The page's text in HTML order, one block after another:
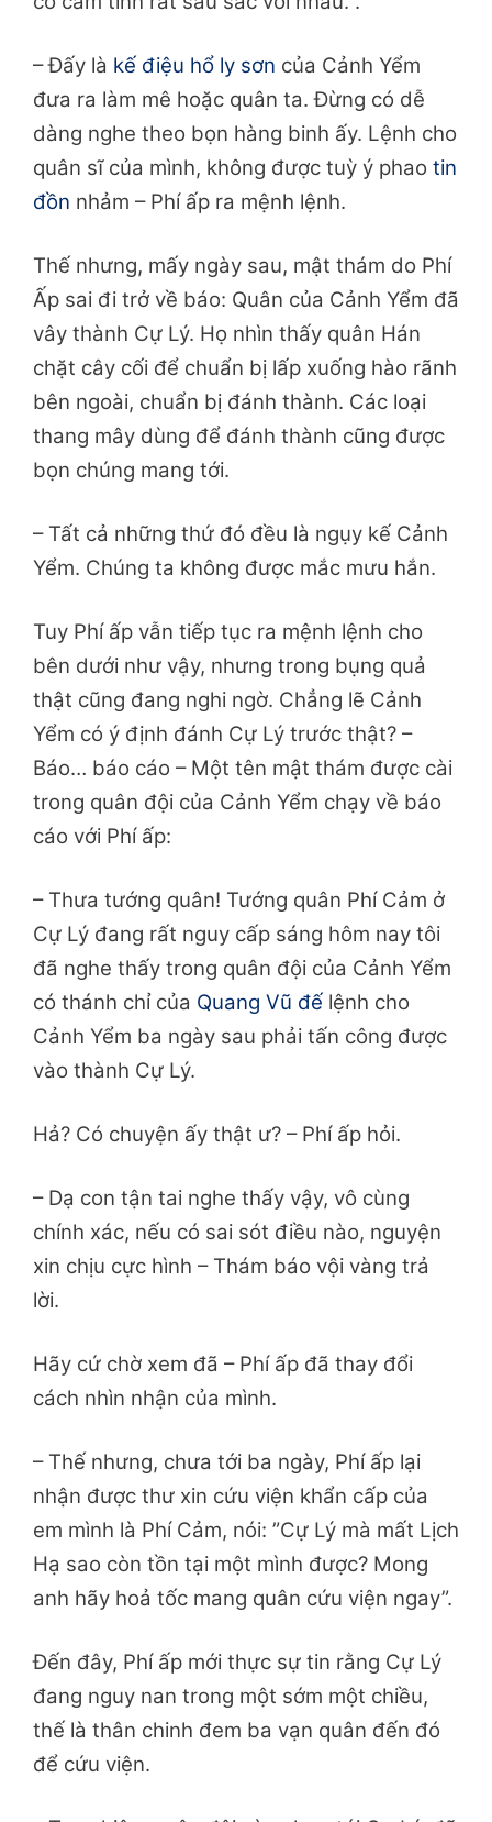
– Đấy là kế điệu hổ ly sơn của Cảnh Yểm
đưa ra làm mê hoặc quân ta. Đừng có dễ
dàng nghe theo bọn hàng binh ấy. Lệnh cho
quân sĩ của mình, không được tuỳ ý phao tin
đồn nhảm – Phí ấp ra mệnh lệnh.
Thế nhưng, mấy ngày sau, mật thám do Phí
Ấp sai đi trở về báo: Quân của Cảnh Yểm đã
vây thành Cự Lý. Họ nhìn thấy quân Hán
chặt cây cối để chuẩn bị lấp xuống hào rãnh
bên ngoài, chuẩn bị đánh thành. Các loại
thang mây dùng để đánh thành cũng được
bọn chúng mang tới.
– Tất cả những thứ đó đều là ngụy kế Cảnh
Yểm. Chúng ta không được mắc mưu hắn.
Tuy Phí ấp vẫn tiếp tục ra mệnh lệnh cho
bên dưới như vậy, nhưng trong bụng quả
thật cũng đang nghi ngờ. Chẳng lẽ Cảnh
Yểm có ý định đánh Cự Lý trước thật? –
Báo… báo cáo – Một tên mật thám được cài
trong quân đội của Cảnh Yểm chạy về báo
cáo với Phí ấp:
– Thưa tướng quân! Tướng quân Phí Cảm ở
Cự Lý đang rất nguy cấp sáng hôm nay tôi
đã nghe thấy trong quân đội của Cảnh Yểm
có thánh chỉ của Quang Vũ đế lệnh cho
Cảnh Yểm ba ngày sau phải tấn công được
vào thành Cự Lý.
Hả? Có chuyện ấy thật ư? – Phí ấp hỏi.
– Dạ con tận tai nghe thấy vậy, vô cùng
chính xác, nếu có sai sót điều nào, nguyện
xin chịu cực hình – Thám báo vội vàng trả
lời.
Hãy cứ chờ xem đã – Phí ấp đã thay đổi
cách nhìn nhận của mình.
– Thế nhưng, chưa tới ba ngày, Phí ấp lại
nhận được thư xin cứu viện khẩn cấp của
em mình là Phí Cảm, nói: ”Cự Lý mà mất Lịch
Hạ sao còn tồn tại một mình được? Mong
anh hãy hoả tốc mang quân cứu viện ngay”.
Đến đây, Phí ấp mới thực sự tin rằng Cự Lý
đang nguy nan trong một sớm một chiều,
thế là thân chinh đem ba vạn quân đến đó
để cứu viện.